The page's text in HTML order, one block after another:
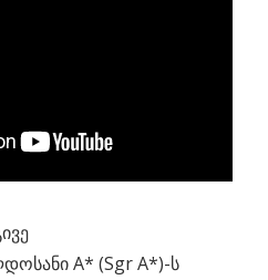
А* (Sgr A*)-ს